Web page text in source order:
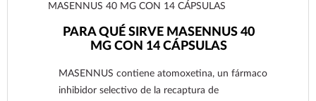
MASENNUS 40 MG CON 14 CÁPSULAS
PARA QUÉ SIRVE MASENNUS 40
MG CON 14 CÁPSULAS
MASENNUS contiene atomoxetina, un fármaco
inhibidor selectivo de la recaptura de